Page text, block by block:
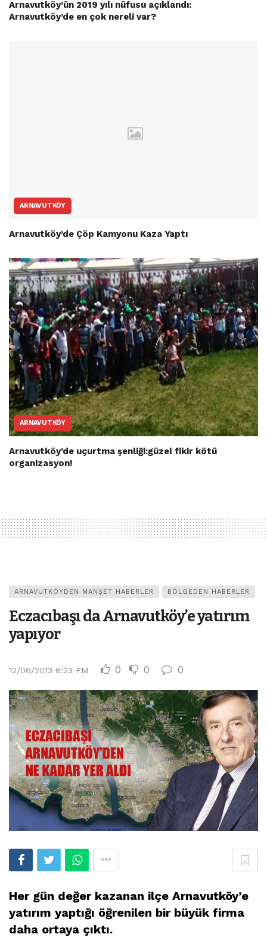
Arnavutköy’ün 2019 yılı nüfusu açıklandı:
Arnavutköy’de en çok nereli var?
ARNAVUTKÖY
Arnavutköy’de Çöp Kamyonu Kaza Yaptı
ARNAVUTKÖY
Arnavutköy’de uçurtma şenliği:güzel fikir kötü
organizasyon!
ARNAVUTKÖYDEN MANŞET HABERLER BÖLGEDEN HABERLER
Eczacıbaşı da Arnavutköy’e yatırım
yapıyor
12/06/2013 8:23 PM 0 0 0
Her gün değer kazanan ilçe Arnavutköy’e
yatırım yaptığı öğrenilen bir büyük firma
daha ortaya çıktı.